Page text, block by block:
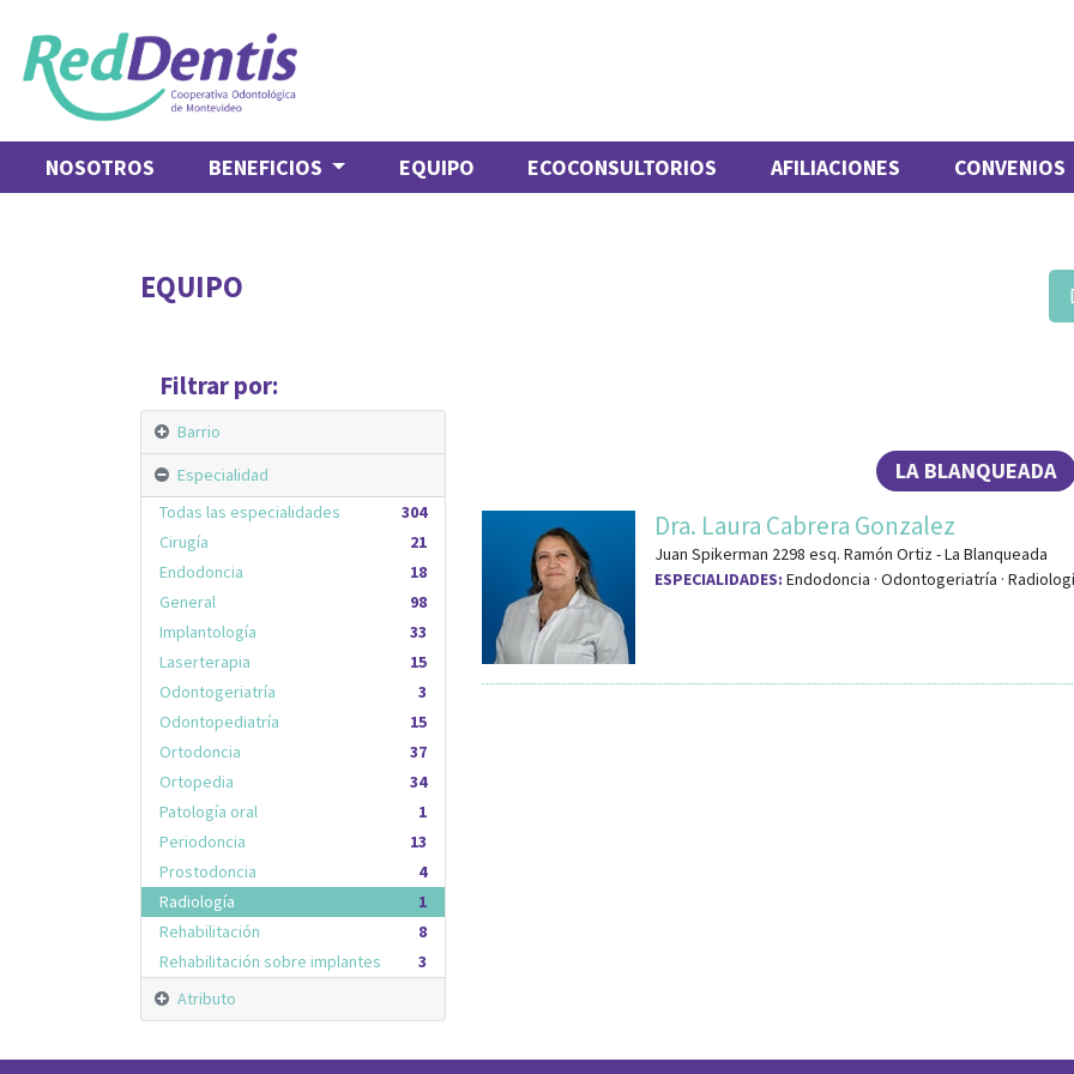
NOSOTROS BENEFICIOS EQUIPO ECOCONSULTORIOS AFILIACIONES CONVENIOS
EQUIPO
Filtrar por:
Barrio
Especialidad
304
Todas las especialidades
21
Cirugía
18
Endodoncia
98
General
33
Implantología
15
Laserterapia
3
Odontogeriatría
15
Odontopediatría
37
Ortodoncia
34
Ortopedia
1
Patología oral
13
Periodoncia
4
Prostodoncia
1
Radiología
8
Rehabilitación
3
Rehabilitación sobre implantes
Atributo
LA BLANQUEADA
Dra. Laura Cabrera Gonzalez
Juan Spikerman 2298 esq. Ramón Ortiz-La Blanqueada
ESPECIALIDADES: Endodoncia · Odontogeriatría ·